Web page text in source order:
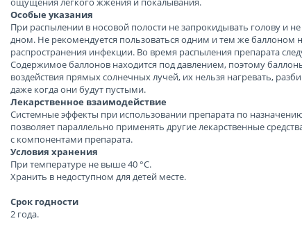
Особые указания
При распылении в носовой полости не запрокидывать голову и
дном. Не рекомендуется пользоваться одним и тем же баллоном
распространения инфекции. Во время распыления препарата
Содержимое баллонов находится под давлением, поэтому
воздействия прямых солнечных лучей, их нельзя нагревать,
даже когда они будут пустыми.
Лекарственное взаимодействие
Системные эффекты при использовании препарата по
позволяет параллельно применять другие лекарственные
с компонентами препарата.
Условия хранения
При температуре не выше 40 °C.
Хранить в недоступном для детей месте.
Срок годности
2 года.